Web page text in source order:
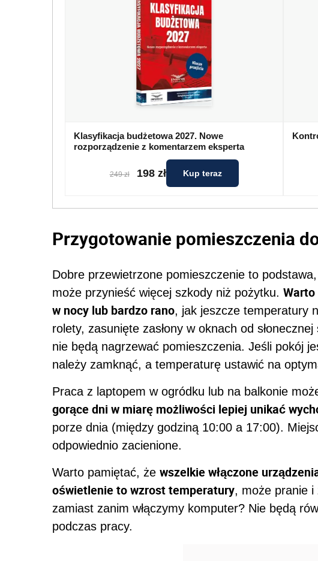
Klasyfikacja budżetowa 2027. Nowe
rozporządzenie z komentarzem eksperta
249 zł 198 zł Kup teraz
Przygotowanie pomieszczenia
Dobre przewietrzone pomieszczenie to
może przynieść więcej szkody niż pożytku.
w nocy lub bardzo rano, jak jeszcze temperatury
rolety, zasunięte zasłony w oknach od
nie będą nagrzewać pomieszczenia. Jeśli pokój
należy zamknąć, a temperaturę ustawić na
Praca z laptopem w ogródku lub na balkonie
gorące dni w miarę możliwości lepiej unikać
porze dnia (między godziną 10:00 a 17:00).
odpowiednio zacienione.
Warto pamiętać, że wszelkie włączone
oświetlenie to wzrost temperatury, może pranie i
zamiast zanim włączymy komputer? Nie będą
podczas pracy.